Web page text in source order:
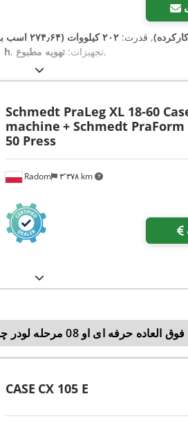
, قدرت: ۲۰۲ کیلووات (۲۷۴٫۶۴ اسب بخار)
۹٬۱۳۹ h , تجهیزات: تهویه مطبوع ,
Radom ۳٬۳۷۸ km
Schmedt PraLeg XL 18-60
machine + Schmedt PraForm
50 Press
فوق العاده حرفه ای او 08 مرحله لودر چرخ
CASE CX 105 E